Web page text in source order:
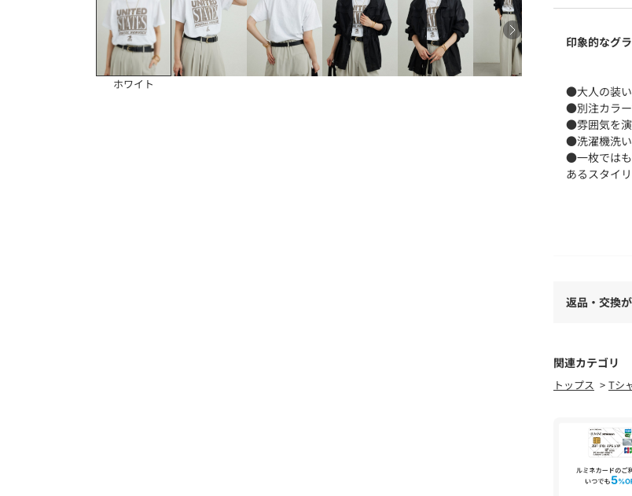
ホワイト
印象的なグ
●大人の装い
●別注カラー
●雰囲気を演
●洗濯機洗い
●一枚ではも
あるスタイ
【GOOD
何故かどこ
古き良き時
そんな思い
※加工の特
さい。
※画像の商
返品・交換
関連カテゴリ
トップス Tシ